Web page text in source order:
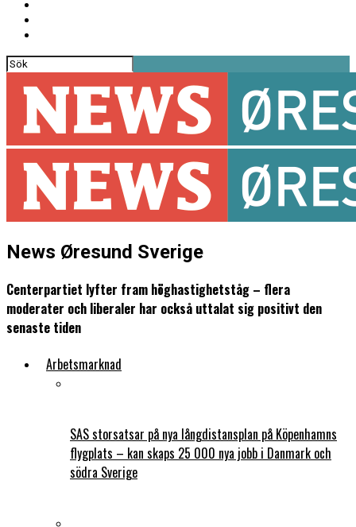
News Øresund Sverige
Centerpartiet lyfter fram höghastighetståg – flera
moderater och liberaler har också uttalat sig positivt den
senaste tiden
Arbetsmarknad
SAS storsatsar på nya långdistansplan på Köpenhamns
flygplats – kan skaps 25 000 nya jobb i Danmark och
södra Sverige